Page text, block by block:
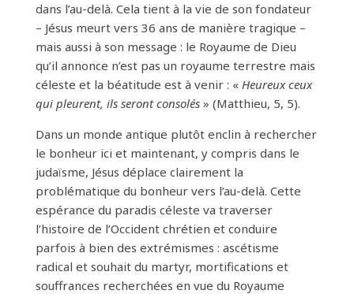
dans l’au-delà. Cela tient à la vie de son fondateur
– Jésus meurt vers 36 ans de manière tragique –
mais aussi à son message : le Royaume de Dieu
qu’il annonce n’est pas un royaume terrestre mais
céleste et la béatitude est à venir : « Heureux ceux
qui pleurent, ils seront consolés » (Matthieu, 5, 5).
Dans un monde antique plutôt enclin à rechercher
le bonheur ici et maintenant, y compris dans le
judaïsme, Jésus déplace clairement la
problématique du bonheur vers l’au-delà. Cette
espérance du paradis céleste va traver­ser
l’histoire de l’Occident chrétien et conduire
parfois à bien des extrémismes : ascétisme
radical et souhait du martyr, mortifications et
souffrances recherchées en vue du Royaume